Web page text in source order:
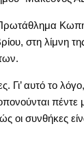
στη λίμνη
αυτό το
πέντε
οι συνθήκες